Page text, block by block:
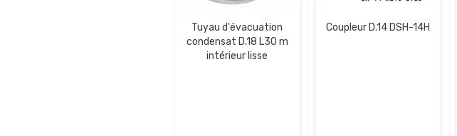
Tuyau d'évacuation
condensat D.18 L30 m
intérieur lisse
Coupleur D.14 DSH-14H